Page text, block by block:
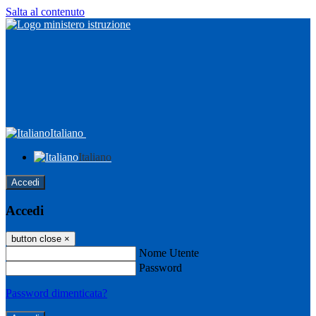
Salta al contenuto
Italiano
Italiano
Accedi
Accedi
button close ×
Nome Utente
Password
Password dimenticata?